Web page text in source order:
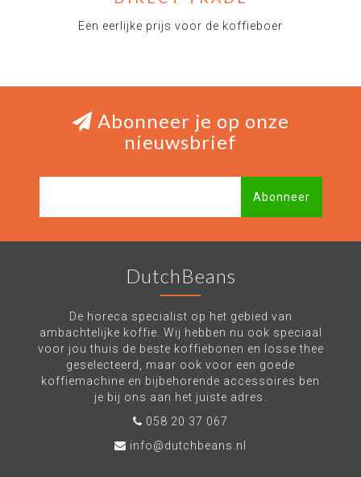
Een eerlijke prijs voor de koffieboer
Abonneer je op onze
nieuwsbrief
Abonneer
DutchBeans
De horeca specialist op het gebied van
ambachtelijke koffie. Wij hebben nu ook speciaal
voor jou thuis de beste koffiebonen en losse thee
geselecteerd, maar ook voor een goede
koffiemachine en bijbehorende accessoires ben
je bij ons aan het juiste adres.
058 20 37 067
info@dutchbeans.nl